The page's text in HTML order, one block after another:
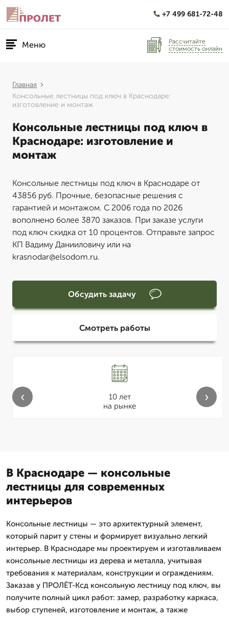
+7 499 681-72-48
Меню
Рассчитайте
стоимость онлайн
Главная
Консольные лестницы под ключ в Краснодаре:
изготовление и монтаж
Консольные лестницы под ключ в
Краснодаре: изготовление и
монтаж
Консольные лестницы под ключ в Краснодаре от
43856 руб. Прочные, безопасные решения с
гарантией и монтажом. С 2006 года по 2026
вополнено более 3870 заказов. При заказе услуги
под ключ скидка от 10 процентов. Отправьте запрос
КП Вадиму Данииловичу или на
krasnodar@elsodom.ru.
Обсудить задачу
Смотреть работы
10 лет
на рынке
‹ ›
В Краснодаре — консольные
лестницы для современных
интерьеров
Консольные лестницы — это архитектурный элемент,
который парит у стены и формирует визуально легкий
интерьер. В Краснодаре мы проектируем и изготавливаем
консольные лестницы из дерева и металла, учитывая
требования к материалам, конструкции и ограждениям.
Заказав у ПРОЛЁТ-Ксд консольную лестницу под ключ, вы
получите полный цикл работ: замер, разработку каркаса,
выбор ступеней, изготовление и монтаж, а также